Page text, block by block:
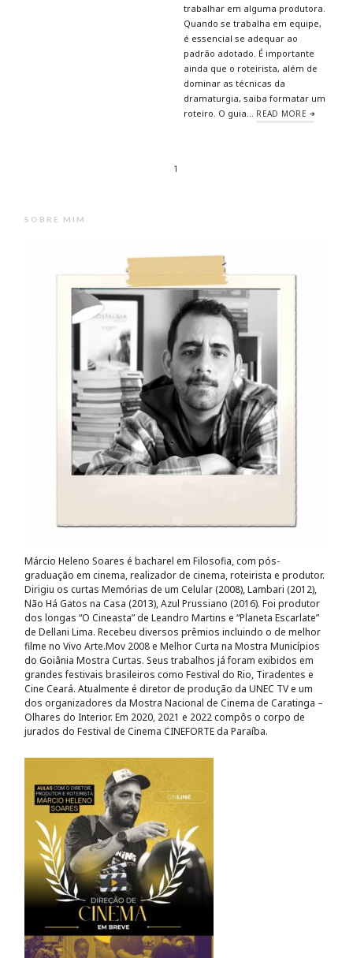
trabalhar em alguma produtora.
Quando se trabalha em equipe,
é essencial se adequar ao
padrão adotado. É importante
ainda que o roteirista, além de
dominar as técnicas da
dramaturgia, saiba formatar um
roteiro. O guia… READ MORE
1
SOBRE MIM
Márcio Heleno Soares é bacharel em Filosofia, com pós-
graduação em cinema, realizador de cinema, roteirista e produtor.
Dirigiu os curtas Memórias de um Celular (2008), Lambari (2012),
Não Há Gatos na Casa (2013), Azul Prussiano (2016). Foi produtor
dos longas “O Cineasta” de Leandro Martins e “Planeta Escarlate”
de Dellani Lima. Recebeu diversos prêmios incluindo o de melhor
filme no Vivo Arte.Mov 2008 e Melhor Curta na Mostra Municípios
do Goiânia Mostra Curtas. Seus trabalhos já foram exibidos em
grandes festivais brasileiros como Festival do Rio, Tiradentes e
Cine Ceará. Atualmente é diretor de produção da UNEC TV e um
dos organizadores da Mostra Nacional de Cinema de Caratinga –
Olhares do Interior. Em 2020, 2021 e 2022 compôs o corpo de
jurados do Festival de Cinema CINEFORTE da Paraíba.